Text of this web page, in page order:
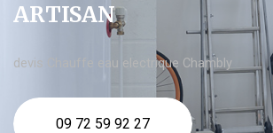
ARTISAN
devis Chauffe eau electrique Chambly
09 72 59 92 27